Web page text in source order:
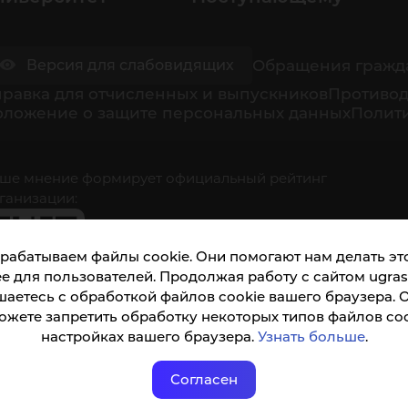
файлы cookie. Они помогают нам делать
для пользователей. Продолжая работу с сайтом
с обработкой файлов cookie вашего браузера.
запретить обработку некоторых типов файлов
настройках вашего браузера. Узнать больше.
Согласен
мнение формирует официальный рейтинг
доступна по QR-коду, а так же по прямой